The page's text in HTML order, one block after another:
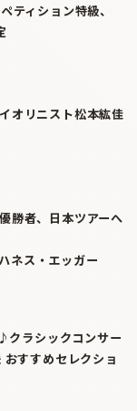
ティション特級、
オリニスト松本紘佳
勝者、日本ツアーへ
ネス・エッガー
ラシックコンサー
すすめセレクショ